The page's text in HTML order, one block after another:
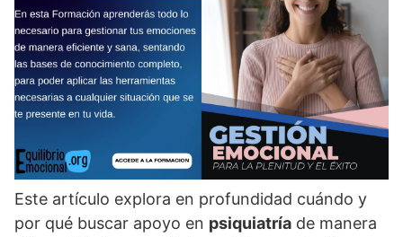
Este artí­culo explora en profundidad cuándo y
por qué buscar apoyo en psiquiatrí­a de manera